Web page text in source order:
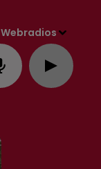
Webradios